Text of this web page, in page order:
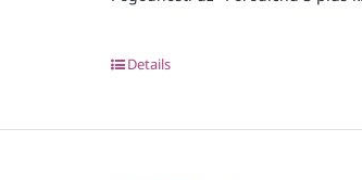
Details